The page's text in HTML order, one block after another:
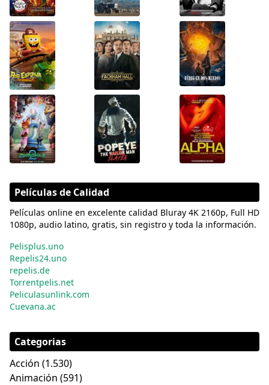
Películas de Calidad
Películas online en excelente calidad Bluray 4K 2160p, Full HD
1080p, audio latino, gratis, sin registro y toda la información.
Pelisplus.uno
Repelis24.uno
repelis.de
Torrentpelis.net
Peliculasunlink.com
Cuevana.ac
Categorias
Acción (1.530)
Animación (591)